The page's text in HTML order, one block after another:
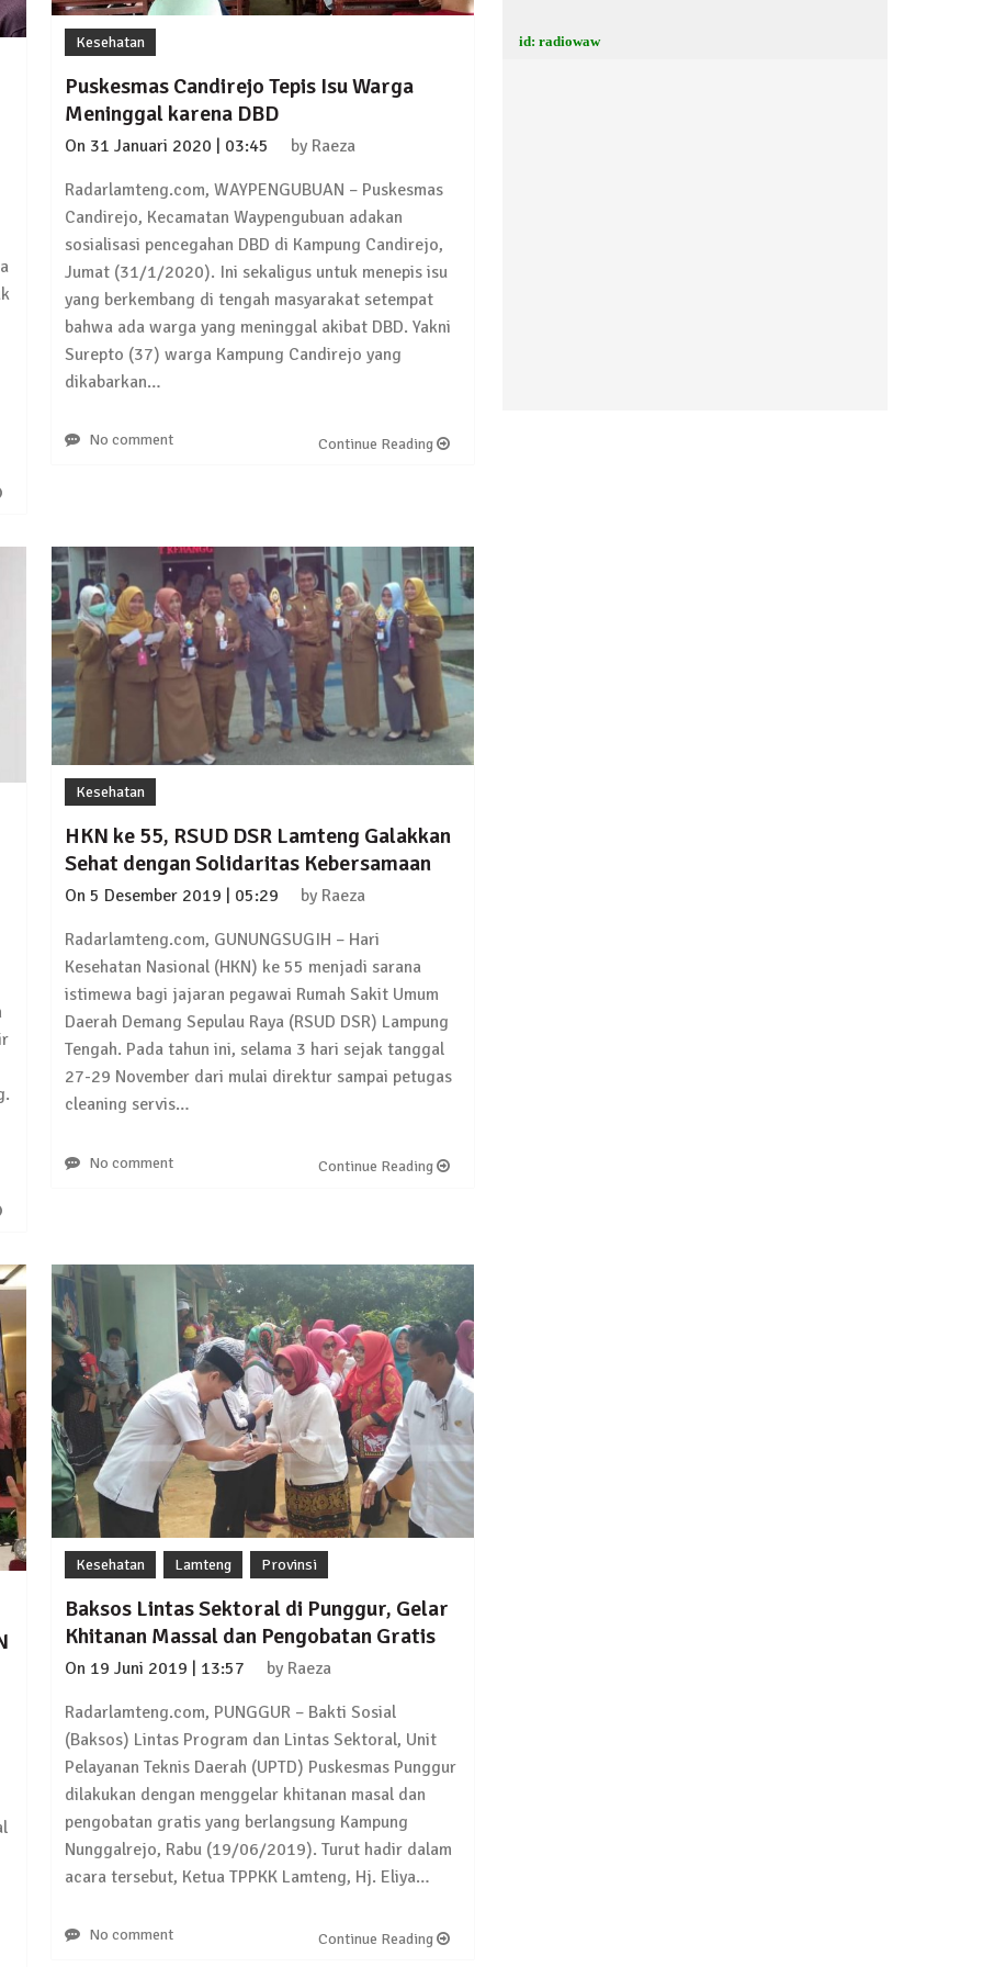
Ditangkap di Lamtim
Dugaan Korupsi Dana Hibah Koni
Lampung Tengah
Warga Kurang Mampu
Mengambil Berkas Penjaringan Balonkada di DPC PDI P Lamtim
Kasus Pengeroyokan yang Dialaminya ke Propam Polda Lampung
Sosialisasi 4 Pilar Kebangsaan, Kali Ini Digelar di Tubaba
Kesehatan
Puskesmas Candirejo Tepis Isu Warga
Meninggal karena DBD
On 31 Januari 2020 | 03:45 by Raeza
Radarlamteng.com, WAYPENGUBUAN – Puskesmas
Candirejo, Kecamatan Waypengubuan adakan
sosialisasi pencegahan DBD di Kampung Candirejo,
Jumat (31/1/2020). Ini sekaligus untuk menepis isu
yang berkembang di tengah masyarakat setempat
bahwa ada warga yang meninggal akibat DBD. Yakni
Surepto (37) warga Kampung Candirejo yang
dikabarkan…
No comment Continue Reading
Kesehatan
HKN ke 55, RSUD DSR Lamteng Galakkan
Sehat dengan Solidaritas Kebersamaan
On5 Desember 2019 | 05:29 by Raeza
Radarlamteng.com, GUNUNGSUGIH – Hari
Kesehatan Nasional (HKN) ke 55 menjadi sarana
istimewa bagi jajaran pegawai Rumah Sakit Umum
Daerah Demang Sepulau Raya (RSUD DSR) Lampung
Tengah. Pada tahun ini, selama 3 hari sejak tanggal
27-29 November dari mulai direktur sampai petugas
cleaning servis…
No comment Continue Reading
Kesehatan Lamteng Provinsi
Baksos Lintas Sektoral di Punggur, Gelar
Khitanan Massal dan Pengobatan Gratis
On 19 Juni 2019 | 13:57 by Raeza
Radarlamteng.com, PUNGGUR – Bakti Sosial
(Baksos) Lintas Program dan Lintas Sektoral, Unit
Pelayanan Teknis Daerah (UPTD) Puskesmas Punggur
dilakukan dengan menggelar khitanan masal dan
pengobatan gratis yang berlangsung Kampung
Nunggalrejo, Rabu (19/06/2019). Turut hadir dalam
acara tersebut, Ketua TPPKK Lamteng, Hj. Eliya…
No comment Continue Reading
id: radiowaw